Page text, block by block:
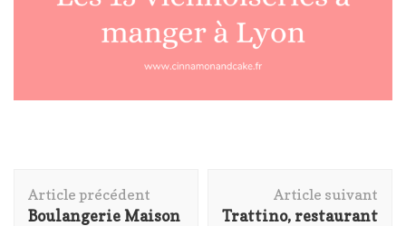
d'article
Article précédent
Boulangerie Maison
Article suivant
Trattino, restaurant